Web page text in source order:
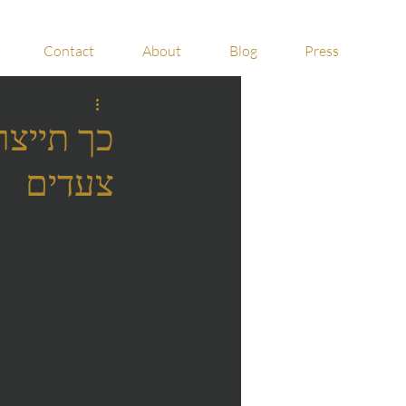
Contact About Blog Press
צעדים